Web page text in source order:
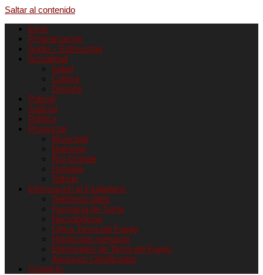
Saltar al contenido
Inicio
Programación
Audio – Entrevistas
Actualidad
Salud
Cultura
Deporte
Policial
Judicial
Política
Provincial
Municipal
Malvinas
Río Grande
Ushuaia
Tolhuin
Informacion al Ciudadano
Teléfonos útiles
Farmacia de Turno
Necrológicas
Clima Tierra del Fuego
Horóscopo semanal
Efemerides de Tierra del Fuego
Anuncios Clasificados
Contacto